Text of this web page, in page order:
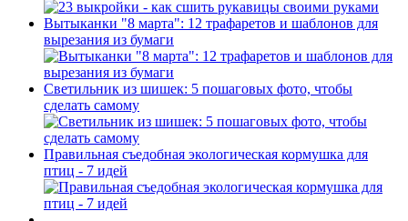
Вытыканки "8 марта": 12 трафаретов и шаблонов для
вырезания из бумаги
Светильник из шишек: 5 пошаговых фото, чтобы
сделать самому
Правильная съедобная экологическая кормушка для
птиц - 7 идей